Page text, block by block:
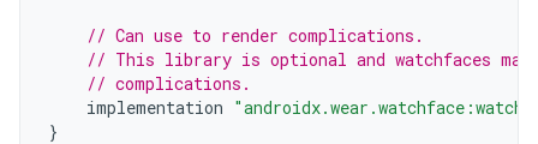
// Can use to render complications.
// This library is optional and watchfaces may
// complications.
implementation
}